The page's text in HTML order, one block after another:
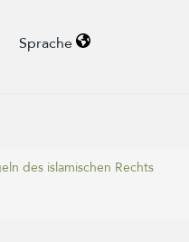
Sprache
des islamischen Rechts